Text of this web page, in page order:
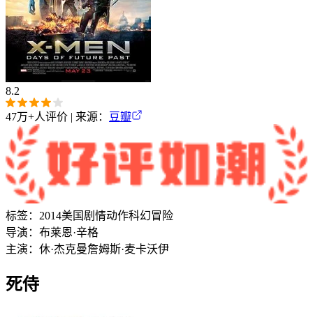
8.2
47万+人评价 | 来源： 豆瓣
标签： 2014美国 剧情动作科幻冒险
导演： 布莱恩·辛格
主演： 休·杰克曼詹姆斯·麦卡沃伊
死侍